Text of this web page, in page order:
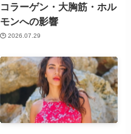
コラーゲン・大胸筋・ホル
モンへの影響
2026.07.29